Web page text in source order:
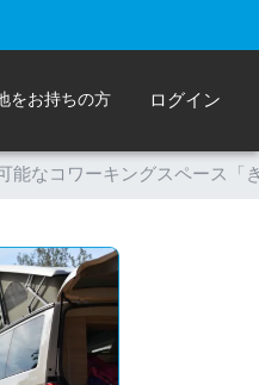
をお持ちの方 ログイン
能なコワーキングスペース「